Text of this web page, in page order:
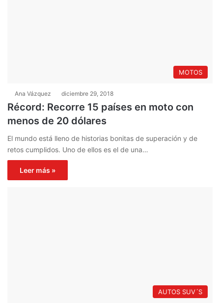
MOTOS
Ana Vázquez diciembre 29, 2018
Récord: Recorre 15 países en moto con
menos de 20 dólares
El mundo está lleno de historias bonitas de superación y de
retos cumplidos. Uno de ellos es el de una…
Leer más »
AUTOS SUV´S